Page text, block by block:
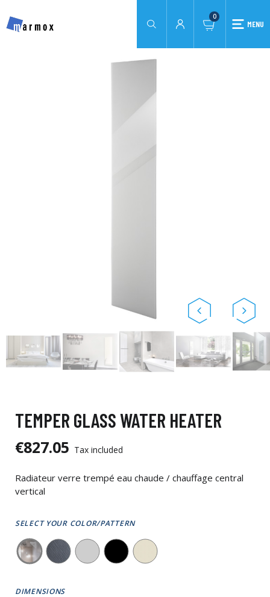
MENU
0
TEMPER GLASS WATER HEATER
€827.05 Tax included
Radiateur verre trempé eau chaude / chauffage central
vertical
SELECT YOUR COLOR/PATTERN
DIMENSIONS